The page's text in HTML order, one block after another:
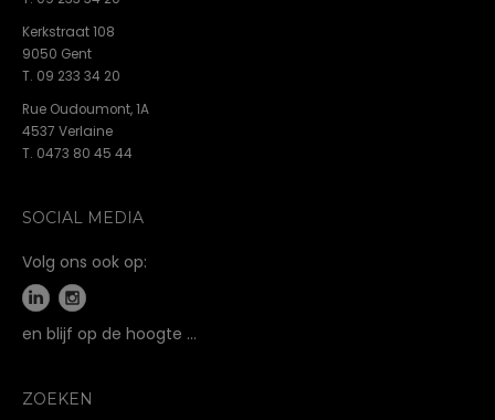
Kerkstraat 108
9050 Gent
T. 09 233 34 20
Rue Oudoumont, 1A
4537 Verlaine
T. 0473 80 45 44
SOCIAL MEDIA
Volg ons ook op:
en blijf op de hoogte …
ZOEKEN